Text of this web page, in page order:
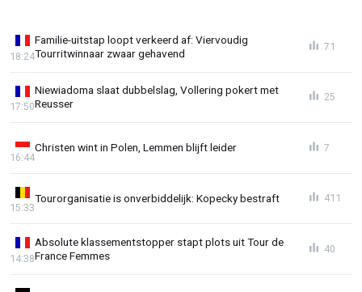
Familie-uitstap loopt verkeerd af: Viervoudig
Tourritwinnaar zwaar gehavend
18:24
71
Niewiadoma slaat dubbelslag, Vollering pokert met
Reusser
17:50
25
Christen wint in Polen, Lemmen blijft leider
16:44
7
Tourorganisatie is onverbiddelijk: Kopecky bestraft
15:33
411
Absolute klassementstopper stapt plots uit Tour de
France Femmes
14:38
40